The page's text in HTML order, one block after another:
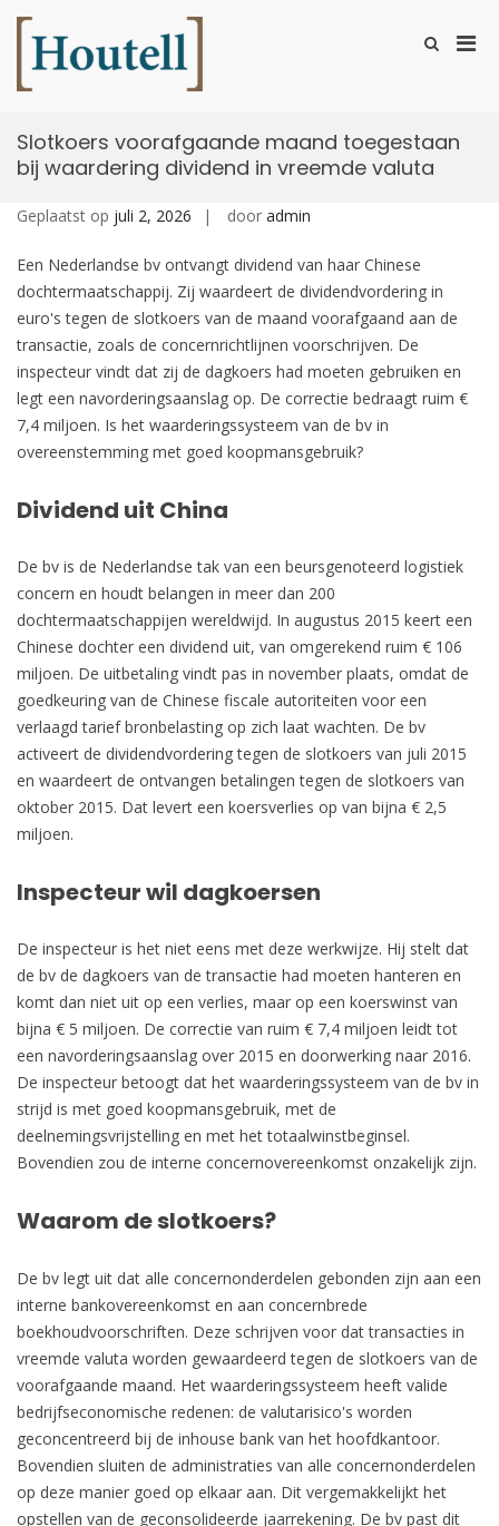
naar
inhoud
Toon
Slotkoers voorafgaande maand toegestaan
bij waardering dividend in vreemde valuta
Geplaatst op juli 2, 2026 door admin
Een Nederlandse bv ontvangt dividend van haar Chinese
dochtermaatschappij. Zij waardeert de dividendvordering in
euro's tegen de slotkoers van de maand voorafgaand aan de
transactie, zoals de concernrichtlijnen voorschrijven. De
inspecteur vindt dat zij de dagkoers had moeten gebruiken en
legt een navorderingsaanslag op. De correctie bedraagt ruim €
7,4 miljoen. Is het waarderingssysteem van de bv in
overeenstemming met goed koopmansgebruik?
Dividend uit China
De bv is de Nederlandse tak van een beursgenoteerd logistiek
concern en houdt belangen in meer dan 200
dochtermaatschappijen wereldwijd. In augustus 2015 keert een
Chinese dochter een dividend uit, van omgerekend ruim € 106
miljoen. De uitbetaling vindt pas in november plaats, omdat de
goedkeuring van de Chinese fiscale autoriteiten voor een
verlaagd tarief bronbelasting op zich laat wachten. De bv
activeert de dividendvordering tegen de slotkoers van juli 2015
en waardeert de ontvangen betalingen tegen de slotkoers van
oktober 2015. Dat levert een koersverlies op van bijna € 2,5
miljoen.
Inspecteur wil dagkoersen
De inspecteur is het niet eens met deze werkwijze. Hij stelt dat
de bv de dagkoers van de transactie had moeten hanteren en
komt dan niet uit op een verlies, maar op een koerswinst van
bijna € 5 miljoen. De correctie van ruim € 7,4 miljoen leidt tot
een navorderingsaanslag over 2015 en doorwerking naar 2016.
De inspecteur betoogt dat het waarderingssysteem van de bv in
strijd is met goed koopmansgebruik, met de
deelnemingsvrijstelling en met het totaalwinstbeginsel.
Bovendien zou de interne concernovereenkomst onzakelijk zijn.
Waarom de slotkoers?
De bv legt uit dat alle concernonderdelen gebonden zijn aan een
interne bankovereenkomst en aan concernbrede
boekhoudvoorschriften. Deze schrijven voor dat transacties in
vreemde valuta worden gewaardeerd tegen de slotkoers van de
voorafgaande maand. Het waarderingssysteem heeft valide
bedrijfseconomische redenen: de valutarisico's worden
geconcentreerd bij de inhouse bank van het hoofdkantoor.
Bovendien sluiten de administraties van alle concernonderdelen
op deze manier goed op elkaar aan. Dit vergemakkelijkt het
opstellen van de geconsolideerde jaarrekening. De bv past dit